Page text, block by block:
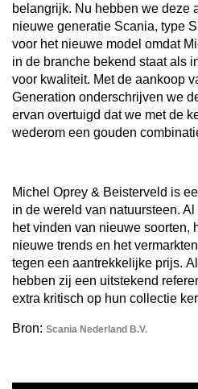
belangrijk. Nu hebben we deze
nieuwe generatie Scania, type
voor het nieuwe model omdat
in de branche bekend staat als
voor kwaliteit. Met de aankoop
Generation onderschrijven we
ervan overtuigd dat we met de
wederom een gouden
Michel Oprey & Beisterveld is
in de wereld van natuursteen.
het vinden van nieuwe soorten,
nieuwe trends en het
tegen een aantrekkelijke prijs.
hebben zij een uitstekend
extra kritisch op hun collectie
Bron: Scania Nederland B.V.